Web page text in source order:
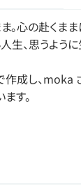
ま。心の赴く
、思うように
作成し、moka
す。